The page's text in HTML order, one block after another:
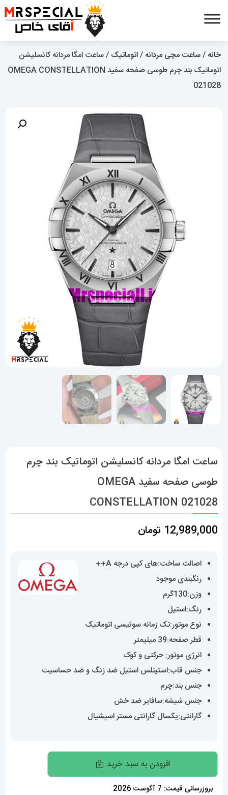
خانه /ساعت مچی مردانه /اتوماتیک / ساعت امگا مردانه کانسلیشن
اتوماتیک بند چرم طوسی صفحه سفید OMEGA CONSTELLATION
021028
ساعت امگا مردانه کانسلیشن اتوماتیک بند چرم
طوسی صفحه سفید OMEGA
CONSTELLATION 021028
12,989,000 تومان
اصالت ساخت:های کپی درجه A++
رنگبندی موجود
وزن:130گرم
رنگ:استیل
نوع موتور:تک زمانه سوئیسی اتوماتیک
قطر صفحه:39 میلیمتر
انرژی موتور: حرکتی و کوک
جنس قاب:استینلس استیل ضد زنگ و ضد حساسیت
جنس بند:چرم
جنس شیشه:سافایر ضد خش
گارانتی:یکسال گارانتی مستر اسپشیال
ساعت
امگا
مردانه
افزودن به سبد خرید
بروزرسانی قیمت: 7 آگوست 2026